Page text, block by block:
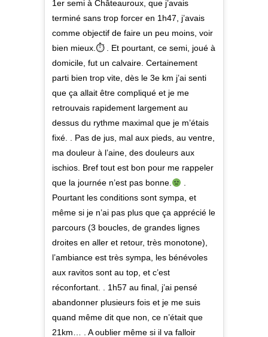
1er semi à Châteauroux, que j’avais
terminé sans trop forcer en 1h47, j’avais
comme objectif de faire un peu moins, voir
bien mieux.⏱ . Et pourtant, ce semi, joué à
domicile, fut un calvaire. Certainement
parti bien trop vite, dès le 3e km j’ai senti
que ça allait être compliqué et je me
retrouvais rapidement largement au
dessus du rythme maximal que je m’étais
fixé. . Pas de jus, mal aux pieds, au ventre,
ma douleur à l’aine, des douleurs aux
ischios. Bref tout est bon pour me rappeler
que la journée n’est pas bonne.
.
Pourtant les conditions sont sympa, et
même si je n’ai pas plus que ça apprécié le
parcours (3 boucles, de grandes lignes
droites en aller et retour, très monotone),
l’ambiance est très sympa, les bénévoles
aux ravitos sont au top, et c’est
réconfortant. . 1h57 au final, j’ai pensé
abandonner plusieurs fois et je me suis
quand même dit que non, ce n’était que
21km… . A oublier même si il va falloir